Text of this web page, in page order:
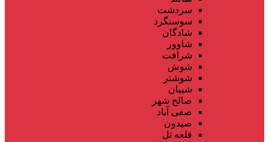
سردشت
سوسنگرد
شادگان
شاوور
شرافت
شوش
شوشتر
شیبان
صالح شهر
صفی آباد
صیدون
قلعه تل